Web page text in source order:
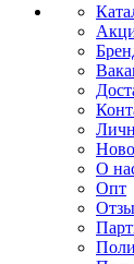
О
Опт